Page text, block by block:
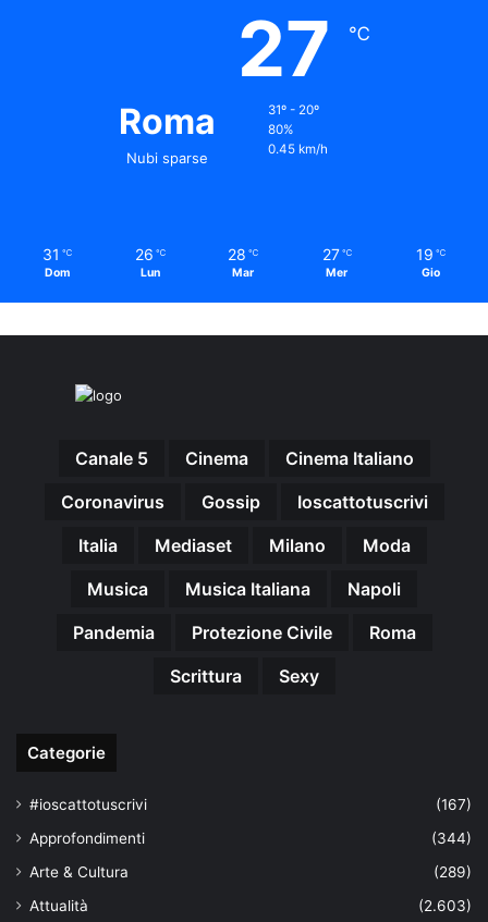
Roma
Nubi sparse
27 ℃
31º - 20º
80%
0.45 km/h
31 ℃
Dom
26 ℃
Lun
28 ℃
Mar
27 ℃
Mer
19 ℃
Gio
Canale 5 Cinema
Cinema Italiano
Coronavirus
Gossip
Ioscattotuscrivi
Italia
Mediaset Milano
Moda
Musica
Musica Italiana
Napoli
Pandemia
Protezione Civile
Roma
Scrittura
Sexy
Categorie
#ioscattotuscrivi
(167)
Approfondimenti
(344)
Arte & Cultura
(289)
Attualità
(2.603)